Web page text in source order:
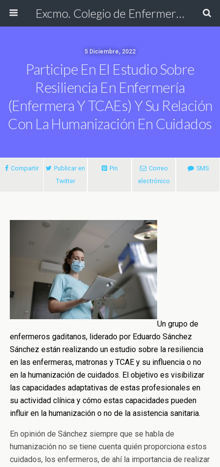
Excmo. Colegio de Enfermería de Cádiz
5 Diciembre, 2022
Participe En El Estudio Sobre
Resiliencia En Enfermería
(enfermera Y TCAEs) Y Su Relación
Con La Humanización En Cuidados
Compartir
Publicar en
Twitter
Pin
Correo
electrónico
SMS
Un grupo de
enfermeros gaditanos, liderado por Eduardo Sánchez
Sánchez están realizando un estudio sobre la resiliencia
en las enfermeras, matronas y TCAE y su influencia o no
en la humanización de cuidados. El objetivo es visibilizar
las capacidades adaptativas de estas profesionales en
su actividad clínica y cómo estas capacidades pueden
influir en la humanización o no de la asistencia sanitaria.
En opinión de Sánchez siempre que se habla de
humanización no se tiene cuenta quién proporciona estos
cuidados, los enfermeros, de ahí la importancia de realizar